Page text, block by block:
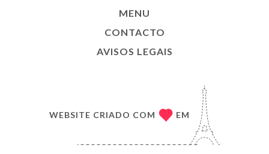
MENU
CONTACTO
AVISOS LEGAIS
WEBSITE CRIADO COM EM